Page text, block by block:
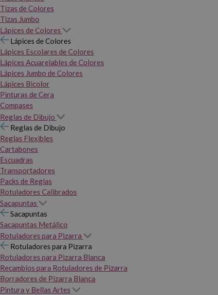
Tizas de Colores
Tizas Jumbo
Lápices de Colores
Lápices de Colores
Lápices Escolares de Colores
Lápices Acuarelables de Colores
Lápices Jumbo de Colores
Lápices Bicolor
Pinturas de Cera
Compases
Reglas de Dibujo
Reglas de Dibujo
Reglas Flexibles
Cartabones
Escuadras
Transportadores
Packs de Reglas
Rotuladores Calibrados
Sacapuntas
Sacapuntas
Sacapuntas Metálico
Rotuladores para Pizarra
Rotuladores para Pizarra
Rotuladores para Pizarra Blanca
Recambios para Rotuladores de Pizarra
Borradores de Pizarra Blanca
Pintura y Bellas Artes